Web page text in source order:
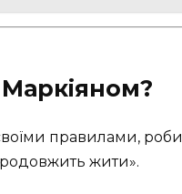
правилами, роби
продовжить жити».